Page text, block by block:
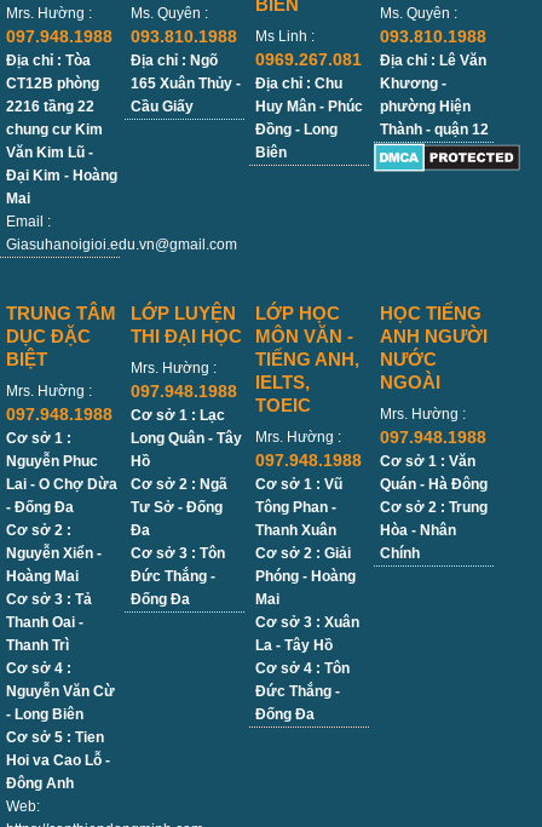
Mrs. Hường :
097.948.1988
Địa chỉ : Tòa
CT12B phòng
2216 tầng 22
chung cư Kim
Văn Kim Lũ -
Đại Kim - Hoàng
Mai
Email :
Giasuhanoigioi.edu.vn@gmail.com
Ms. Quyên :
093.810.1988
Địa chỉ : Ngõ
165 Xuân Thủy -
Cầu Giấy
Ms Linh :
0969.267.081
Địa chỉ : Chu
Huy Mân - Phúc
Đồng - Long
Biên
Ms. Quyên :
093.810.1988
Địa chỉ : Lê Văn
Khương -
phường Hiện
Thành - quận 12
TRUNG TÂM
DỤC ĐẶC
BIỆT
Mrs. Hường :
097.948.1988
Cơ sở 1 :
Nguyễn Phuc
Lai - O Chợ Dừa
- Đống Đa
Cơ sở 2 :
Nguyễn Xiển -
Hoàng Mai
Cơ sở 3 : Tả
Thanh Oai -
Thanh Trì
Cơ sở 4 :
Nguyễn Văn Cừ
- Long Biên
Cơ sở 5 : Tien
Hoi va Cao Lỗ -
Đông Anh
Web:
LỚP LUYỆN
THI ĐẠI HỌC
Mrs. Hường :
097.948.1988
Cơ sở 1 : Lạc
Long Quân - Tây
Hồ
Cơ sở 2 : Ngã
Tư Sở - Đống
Đa
Cơ sở 3 : Tôn
Đức Thắng -
Đống Đa
LỚP HỌC
MÔN VĂN -
TIẾNG ANH,
IELTS,
TOEIC
Mrs. Hường :
097.948.1988
Cơ sở 1 : Vũ
Tông Phan -
Thanh Xuân
Cơ sở 2 : Giải
Phóng - Hoàng
Mai
Cơ sở 3 : Xuân
La - Tây Hồ
Cơ sở 4 : Tôn
Đức Thắng -
Đống Đa
HỌC TIẾNG
ANH NGƯỜI
NƯỚC
NGOÀI
Mrs. Hường :
097.948.1988
Cơ sở 1 : Văn
Quán - Hà Đông
Cơ sở 2 : Trung
Hòa - Nhân
Chính